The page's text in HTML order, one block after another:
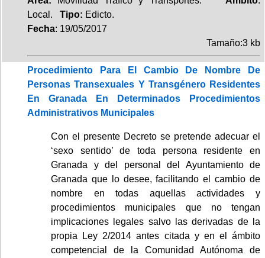
Local. Tipo: Edicto.
Fecha: 19/05/2017
Tamaño:3 kb
Procedimiento Para El Cambio De Nombre De
Personas Transexuales Y Transgénero Residentes
En Granada En Determinados Procedimientos
Administrativos Municipales
Con el presente Decreto se pretende adecuar el
‘sexo sentido’ de toda persona residente en
Granada y del personal del Ayuntamiento de
Granada que lo desee, facilitando el cambio de
nombre en todas aquellas actividades y
procedimientos municipales que no tengan
implicaciones legales salvo las derivadas de la
propia Ley 2/2014 antes citada y en el ámbito
competencial de la Comunidad Autónoma de